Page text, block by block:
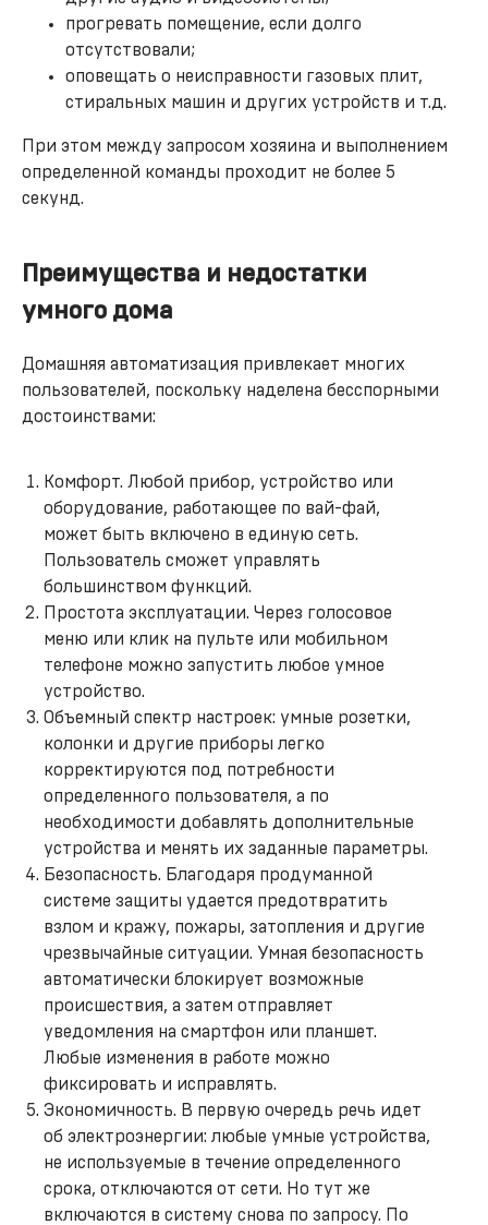
прогревать помещение, если долго
отсутствовали;
оповещать о неисправности газовых плит,
стиральных машин и других устройств и т.д.
При этом между запросом хозяина и выполнением
определенной команды проходит не более 5
секунд.
Преимущества и недостатки
умного дома
Домашняя автоматизация привлекает многих
пользователей, поскольку наделена бесспорными
достоинствами:
Комфорт. Любой прибор, устройство или
оборудование, работающее по вай-фай,
может быть включено в единую сеть.
Пользователь сможет управлять
большинством функций.
Простота эксплуатации. Через голосовое
меню или клик на пульте или мобильном
телефоне можно запустить любое умное
устройство.
Объемный спектр настроек: умные розетки,
колонки и другие приборы легко
корректируются под потребности
определенного пользователя, а по
необходимости добавлять дополнительные
устройства и менять их заданные параметры.
Безопасность. Благодаря продуманной
системе защиты удается предотвратить
взлом и кражу, пожары, затопления и другие
чрезвычайные ситуации. Умная безопасность
автоматически блокирует возможные
происшествия, а затем отправляет
уведомления на смартфон или планшет.
Любые изменения в работе можно
фиксировать и исправлять.
Экономичность. В первую очередь речь идет
об электроэнергии: любые умные устройства,
не используемые в течение определенного
срока, отключаются от сети. Но тут же
включаются в систему снова по запросу. По